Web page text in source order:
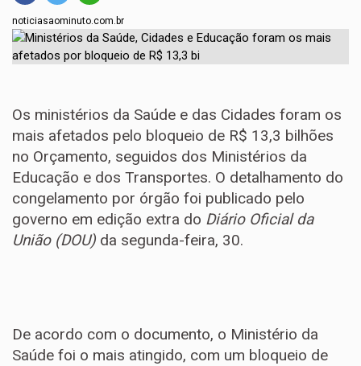
noticiasaominuto.com.br
Os ministérios da Saúde e das Cidades foram os
mais afetados pelo bloqueio de R$ 13,3 bilhões
no Orçamento, seguidos dos Ministérios da
Educação e dos Transportes. O detalhamento do
congelamento por órgão foi publicado pelo
governo em edição extra do Diário Oficial da
União (DOU) da segunda-feira, 30.
De acordo com o documento, o Ministério da
Saúde foi o mais atingido, com um bloqueio de